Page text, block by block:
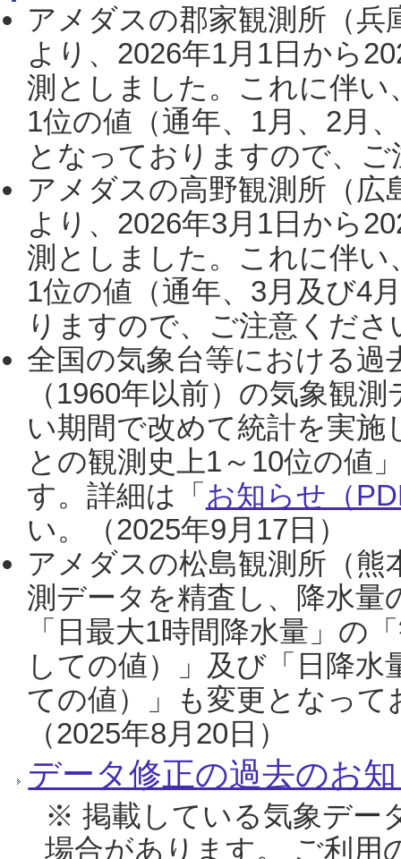
アメダスの郡家観測所（
より、2026年1月1日から
測としました。これに伴い
1位の値（通年、1月、2月
となっておりますので、
アメダスの高野観測所（
より、2026年3月1日から
測としました。これに伴い
1位の値（通年、3月及び4
りますので、ご注意くだ
全国の気象台等における過
（1960年以前）の気象観
い期間で改めて統計を実
との観測史上1～10位の値
す。詳細は「 お知らせ（
い。（2025年9月17日）
アメダスの松島観測所（熊
測データを精査し、降水
「日最大1時間降水量」の
しての値）」及び「日降
ての値）」も変更となっ
（2025年8月20日）
データ修正の過去のお
※ 掲載している気象デー
場合があります。 ご利用